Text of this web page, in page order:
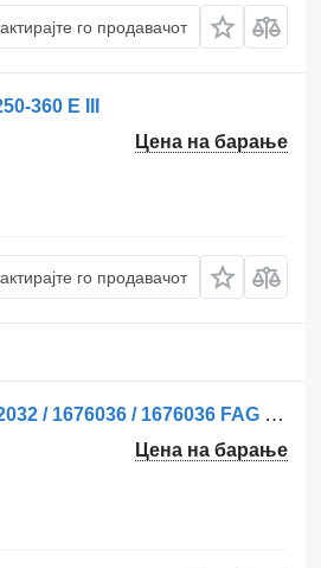
го продавачот
360 E III
Цена на барање
го продавачот
Метална прачка за управувач DAF 1861577 / 1875064 / 0292032 / 1676036 / 1676036 FAG Stuurstangen за камион DAF CF 300
Цена на барање